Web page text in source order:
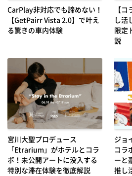
CarPlay非対応でも諦めない！
【GetPairr Vista 2.0】で叶え
る驚きの車内体験
【
し活
限定
説
宮川大聖プロデュース
「Etrarium」がホテルとコラ
ボ！未公開アートに没入する
特別な滞在体験を徹底解説
ジョ
コラ
ーと
推し